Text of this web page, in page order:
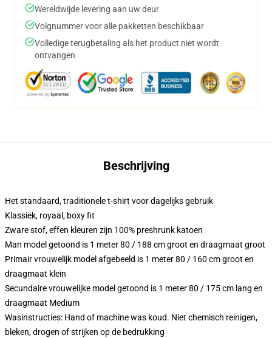
Wereldwijde levering aan uw deur
Volgnummer voor alle pakketten beschikbaar
Volledige terugbetaling als het product niet wordt
ontvangen
Beschrijving
Het standaard, traditionele t-shirt voor dagelijks gebruik
Klassiek, royaal, boxy fit
Zware stof, effen kleuren zijn 100% preshrunk katoen
Man model getoond is 1 meter 80 / 188 cm groot en draagmaat groot
Primair vrouwelijk model afgebeeld is 1 meter 80 / 160 cm groot en
draagmaat klein
Secundaire vrouwelijke model getoond is 1 meter 80 / 175 cm lang en
draagmaat Medium
Wasinstructies: Hand of machine was koud. Niet chemisch reinigen,
bleken, drogen of strijken op de bedrukking